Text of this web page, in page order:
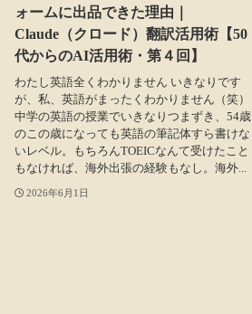
ォームに出品できた理由｜
Claude（クロード）翻訳活用術【50
代からのAI活用術・第４回】
わたし英語全くわかりません いきなりです
が、私、英語がまったくわかりません（笑）
中学の英語の授業でいきなりつまずき、54歳
のこの歳になっても英語の筆記体すら書けな
いレベル。もちろんTOEICなんて受けたこと
もなければ、海外出張の経験もなし。海外...
2026年6月1日